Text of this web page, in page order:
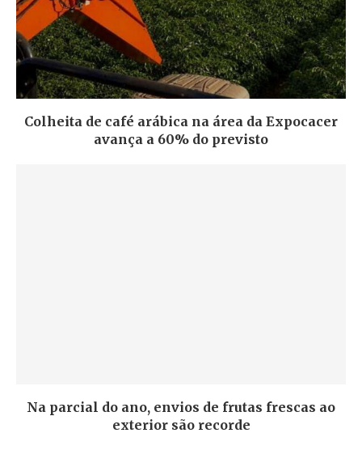
Colheita de café arábica na área da Expocacer
avança a 60% do previsto
Na parcial do ano, envios de frutas frescas ao
exterior são recorde